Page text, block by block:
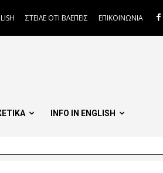
ΣΤΕΙΛΕ ΟΤΙ ΒΛΕΠΕΙΣ ΕΠΙΚΟΙΝΩΝΙΑ
INFO IN ENGLISH